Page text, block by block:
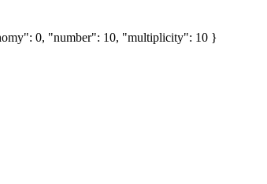
0, "number": 10, "multiplicity": 10 }